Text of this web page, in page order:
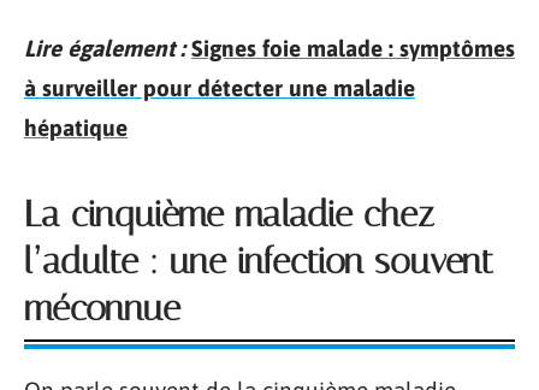
Lire également : Signes foie malade : symptômes
à surveiller pour détecter une maladie
hépatique
La cinquième maladie chez
l’adulte : une infection souvent
méconnue